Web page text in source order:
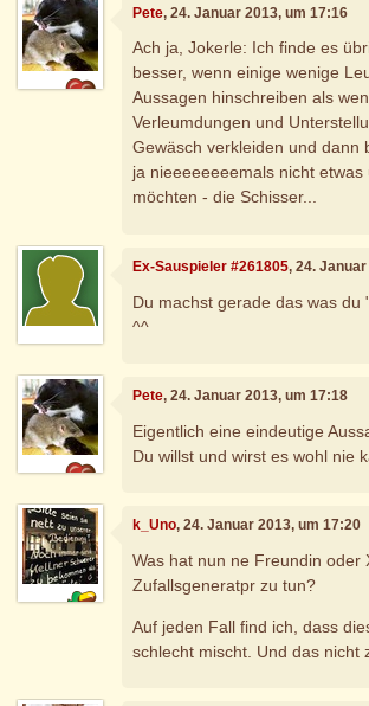
Pete, 24. Januar 2013, um 17:16
Ach ja, Jokerle: Ich finde es
besser, wenn einige wenige
Aussagen hinschreiben als
Verleumdungen und
Gewäsch verkleiden und dann
ja nieeeeeeeemals nicht etwas
möchten - die Schisser...
Ex-Sauspieler #261805, 24.
Du machst gerade das was du
^^
Pete, 24. Januar 2013, um 17:18
Eigentlich eine eindeutige
Du willst und wirst es wohl nie
k_Uno, 24. Januar 2013, um 17:20
Was hat nun ne Freundin oder
Zufallsgeneratpr zu tun?
Auf jeden Fall find ich, dass
schlecht mischt. Und das nicht